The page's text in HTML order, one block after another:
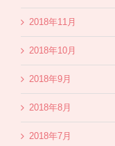
2018年11月
2018年10月
2018年9月
2018年8月
2018年7月